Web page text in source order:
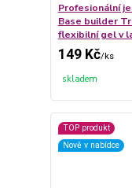
Profesionální
Base builder
flexibilní gel v
149 Kč/ks
skladem
TOP produkt
Nově v nabídce